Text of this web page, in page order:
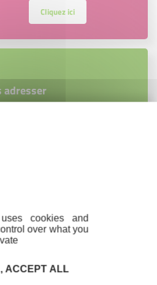
Cliquez ici
adresser
dans leur
cookies and
over what you
ACCEPT ALL